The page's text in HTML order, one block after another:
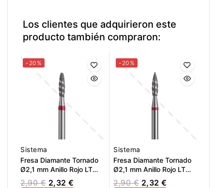
con equilibrio entre
potencia y control.
material en trabajos
profesionales de
manicura.
Los clientes que adquirieron este
producto también compraron:
-20%
Sistema
Fresa Diamante Tornado
Ø2,1 mm Anillo Rojo LT
8,0 mm
2,90 € 2,32 €
-20%
Sistema
Fresa Diamante Tornado
Ø2,1 mm Anillo Rojo LT
8,0 mm
2,90 € 2,32 €